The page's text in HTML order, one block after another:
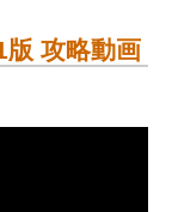
攻略動画